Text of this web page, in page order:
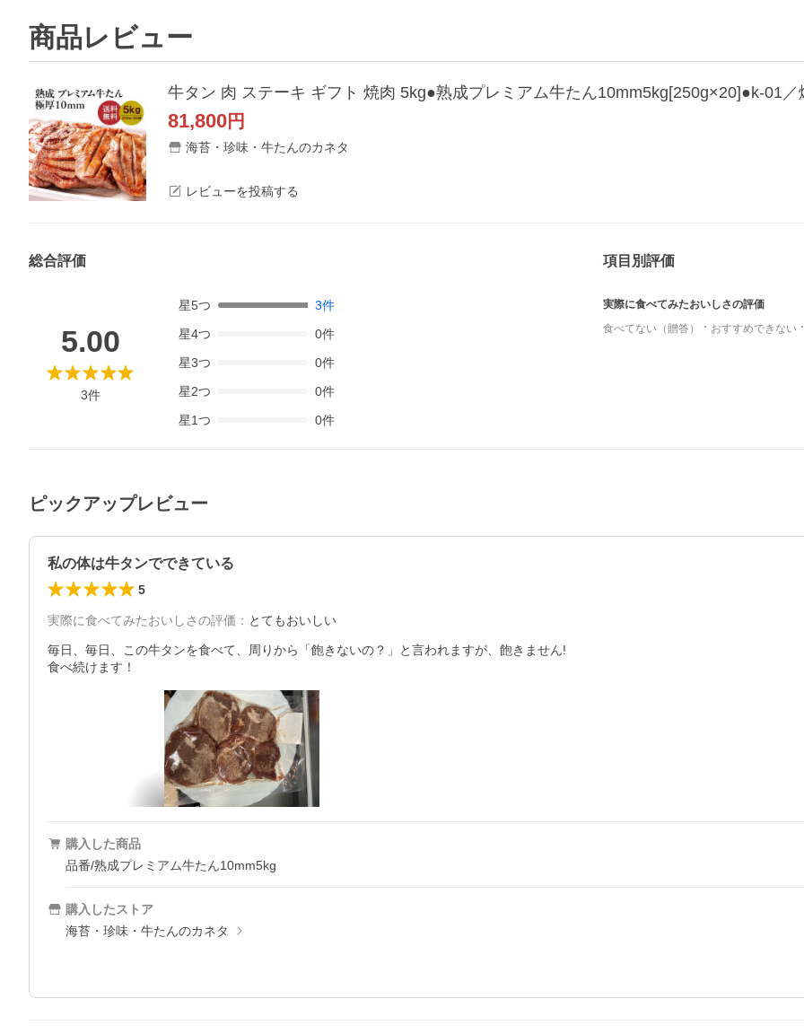
商品レビュー
牛タン 肉 ステーキ ギフト 焼肉 5kg●熟成プレミアム牛たん10mm5kg[250g×20]●k-01／
81,800円
海苔・珍味・牛たんのカネタ
レビューを投稿する
総合評価
5.00
3件
星5つ 3件
星4つ 0件
星3つ 0件
星2つ 0件
星1つ 0件
項目別評価
実際に食べてみたおいしさの評価
食べてない（贈答）
おすすめできない
ピックアップレビュー
私の体は牛タンでできている
5
実際に食べてみたおいしさの評価 ： とてもおいしい
毎日、毎日、この牛タンを食べて、周りから「飽きないの？」と言われますが、飽きません!
食べ続けます！
購入した商品
品番/熟成プレミアム牛たん10mm5kg
購入したストア
海苔・珍味・牛たんのカネタ